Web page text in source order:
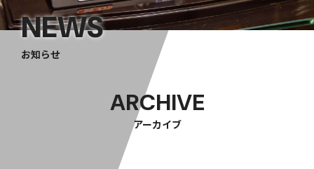
NEWS
お知らせ
ARCHIVE
アーカイブ